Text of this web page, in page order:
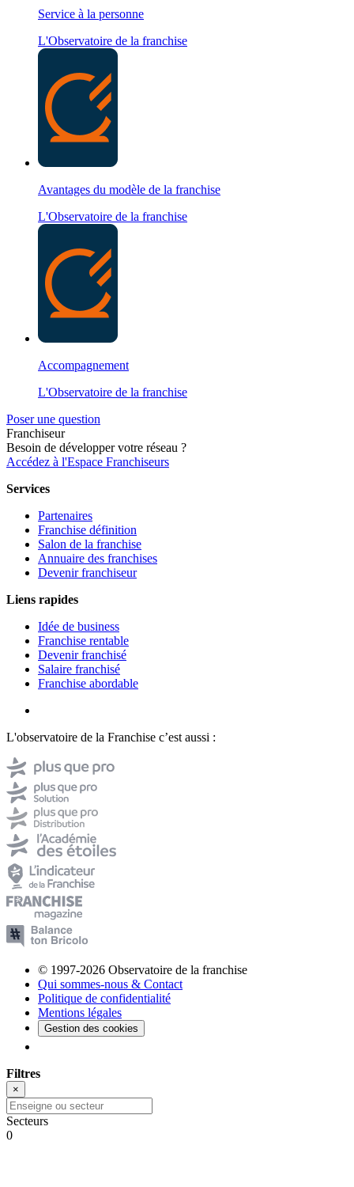
Service à la personne
L'Observatoire de la franchise
Avantages du modèle de la franchise
L'Observatoire de la franchise
Accompagnement
L'Observatoire de la franchise
Poser une question
Franchiseur
Besoin de développer votre réseau ?
Accédez à l'Espace Franchiseurs
Services
Partenaires
Franchise définition
Salon de la franchise
Annuaire des franchises
Devenir franchiseur
Liens rapides
Idée de business
Franchise rentable
Devenir franchisé
Salaire franchisé
Franchise abordable
L'observatoire de la Franchise c’est aussi :
© 1997-2026 Observatoire de la franchise
Qui sommes-nous & Contact
Politique de confidentialité
Mentions légales
Gestion des cookies
Filtres
×
Secteurs
0